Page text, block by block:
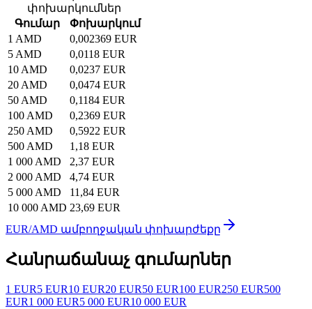
փոխարկումներ
Գումար
Փոխարկում
1 AMD
0,002369 EUR
5 AMD
0,0118 EUR
10 AMD
0,0237 EUR
20 AMD
0,0474 EUR
50 AMD
0,1184 EUR
100 AMD
0,2369 EUR
250 AMD
0,5922 EUR
500 AMD
1,18 EUR
1 000 AMD
2,37 EUR
2 000 AMD
4,74 EUR
5 000 AMD
11,84 EUR
10 000 AMD 23,69 EUR
EUR/AMD ամբողջական փոխարժեքը
Հանրաճանաչ գումարներ
1 EUR5 EUR10 EUR20 EUR50 EUR100 EUR250 EUR500
EUR1 000 EUR5 000 EUR10 000 EUR